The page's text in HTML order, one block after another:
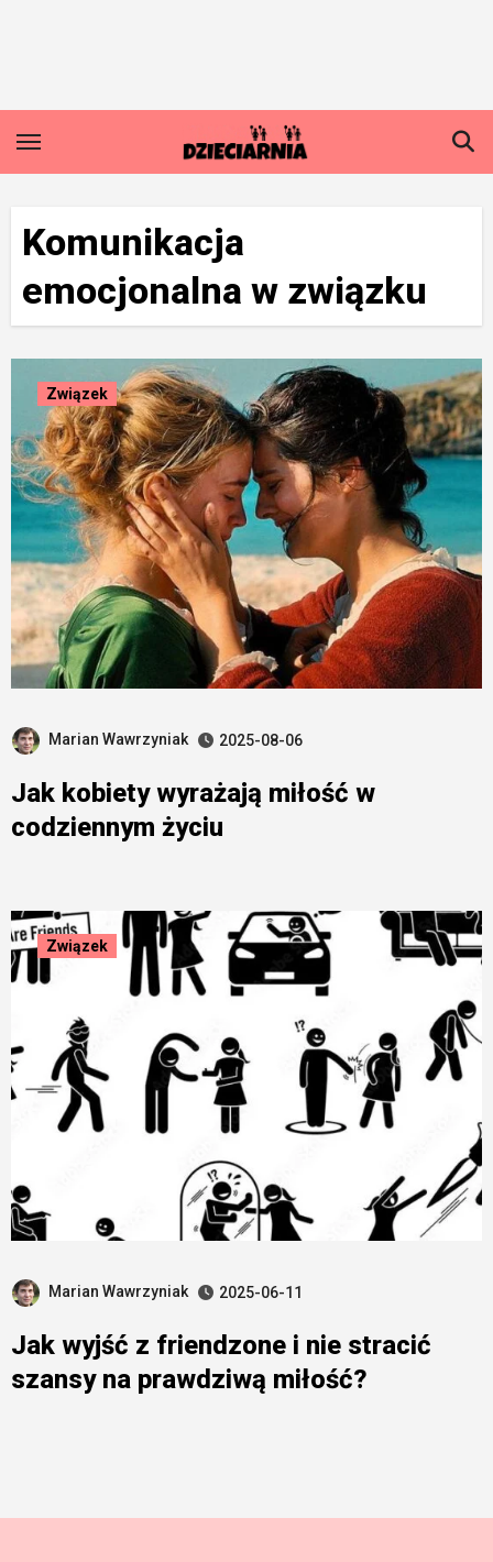
Komunikacja
emocjonalna w związku
Związek
Marian Wawrzyniak 2025-08-06
Jak kobiety wyrażają miłość w
codziennym życiu
Związek
Marian Wawrzyniak 2025-06-11
Jak wyjść z friendzone i nie stracić
szansy na prawdziwą miłość?